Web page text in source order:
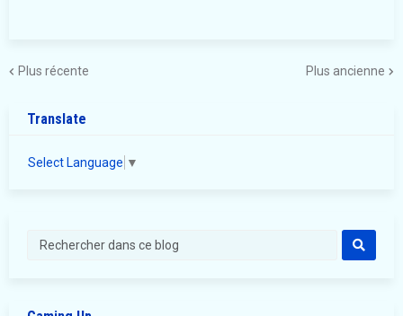
Plus récente Plus ancienne
Translate
Select Language ▼